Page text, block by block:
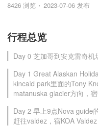
8426 浏览 2023-07-06 发布
行程总览
Day 0 芝加哥到安克雷奇机
Day 1 Great Alaskan
kincaid park里面的Tony
matanuska glacier方向，
Day 2 早上9点Nova guide
赶往valdez，宿KOA Valdez